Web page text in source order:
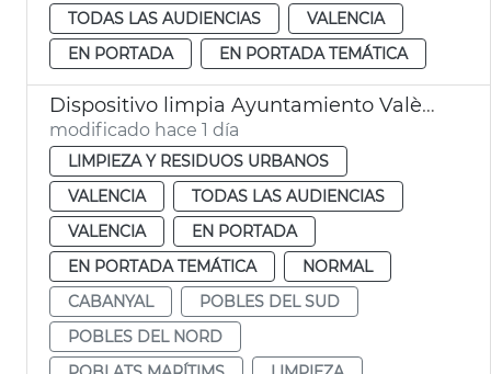
TODAS LAS AUDIENCIAS
VALENCIA
EN PORTADA
EN PORTADA TEMÁTICA
Dispositivo limpia Ayuntamiento València eclipse solar
modificado hace 1 día
LIMPIEZA Y RESIDUOS URBANOS
VALENCIA
TODAS LAS AUDIENCIAS
VALENCIA
EN PORTADA
EN PORTADA TEMÁTICA
NORMAL
CABANYAL
POBLES DEL SUD
POBLES DEL NORD